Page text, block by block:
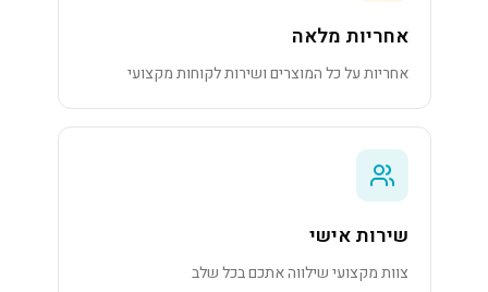
אחריות מלאה
אחריות על כל המוצרים ושירות לקוחות מקצועי
שירות אישי
צוות מקצועי שילווה אתכם בכל שלב